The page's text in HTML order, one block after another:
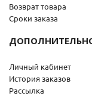
Возврат товара
Сроки заказа
Личный кабинет
История заказов
Рассылка